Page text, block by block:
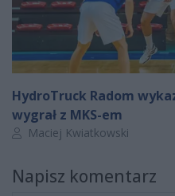
HydroTruck Radom
wygrał z MKS-em
Autor artykułu:
Maciej Kwiatkowski
Napisz komentarz